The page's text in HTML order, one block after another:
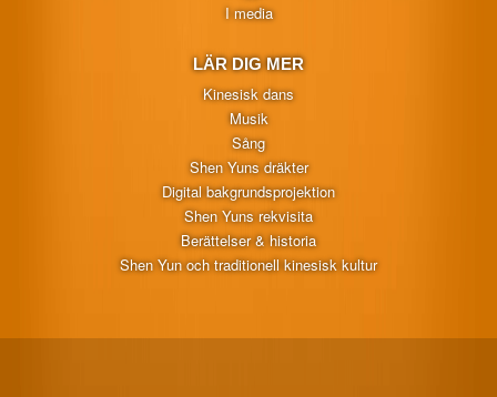
I media
LÄR DIG MER
Kinesisk dans
Musik
Sång
Shen Yuns dräkter
Digital bakgrundsprojektion
Shen Yuns rekvisita
Berättelser & historia
Shen Yun och traditionell kinesisk kultur